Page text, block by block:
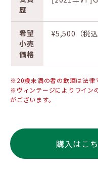
歴
希望
小売
価格
¥5,500（税込
※20歳未満の者の飲酒は法律
※ヴィンテージによりワイン
がございます。
購入はこ